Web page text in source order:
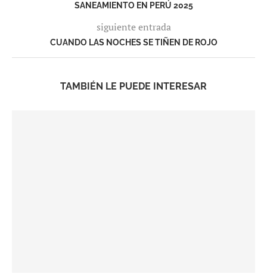
SANEAMIENTO EN PERÚ 2025
siguiente entrada
CUANDO LAS NOCHES SE TIÑEN DE ROJO
TAMBIÉN LE PUEDE INTERESAR